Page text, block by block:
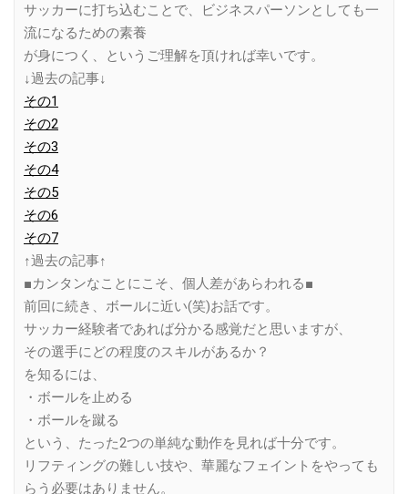
サッカーに打ち込むことで、ビジネスパーソンとしても一
流になるための素養
が身につく、というご理解を頂ければ幸いです。
↓過去の記事↓
その1
その2
その3
その4
その5
その6
その7
↑過去の記事↑
■カンタンなことにこそ、個人差があらわれる■
前回に続き、ボールに近い(笑)お話です。
サッカー経験者であれば分かる感覚だと思いますが、
その選手にどの程度のスキルがあるか？
を知るには、
・ボールを止める
・ボールを蹴る
という、たった2つの単純な動作を見れば十分です。
リフティングの難しい技や、華麗なフェイントをやっても
らう必要はありません。